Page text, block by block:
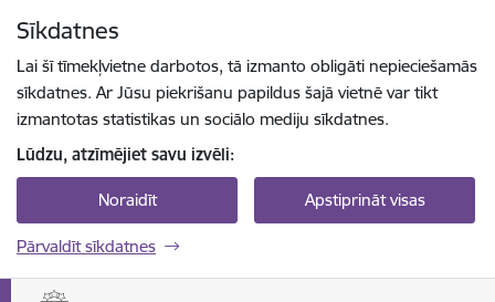
Sīkdatnes
Lai šī tīmekļvietne darbotos, tā izmanto obligāti nepieciešamās
sīkdatnes. Ar Jūsu piekrišanu papildus šajā vietnē var tikt
izmantotas statistikas un sociālo mediju sīkdatnes.
Lūdzu, atzīmējiet savu izvēli:
Noraidīt Apstiprināt visas
Pārvaldīt sīkdatnes